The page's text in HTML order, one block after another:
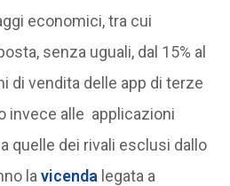
economici, tra cui
senza uguali, dal 15% al
di vendita delle app di terze
invece alle applicazioni
quelle dei rivali esclusi dallo
la vicenda legata a